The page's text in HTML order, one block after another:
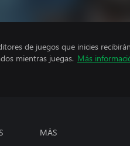
de juegos que inicies
mientras juegas. Más
MÁS